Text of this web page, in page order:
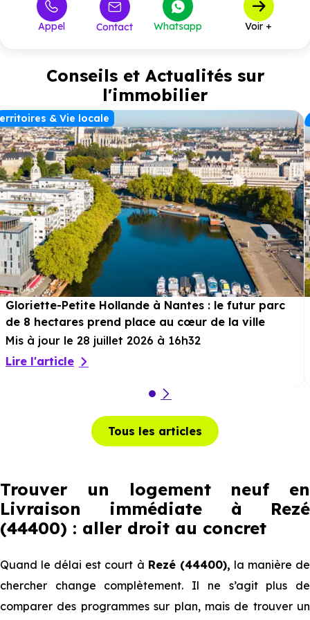
Appel Contact Whatsapp Voir +
Conseils et Actualités sur
l'immobilier
& Vie locale
Gloriette-Petite Hollande à Nantes : le futur parc
de 8 hectares prend place au cœur de la ville
Mis à jour le 28 juillet 2026 à 16h32
Lire l'article
Tous les articles
Trouver un logement neuf en
Livraison immédiate à Rezé
(44400) : aller droit au concret
Quand le délai est court à Rezé (44400), la manière de
chercher change complètement. Il ne s’agit plus de
comparer des programmes sur plan, mais de trouver un